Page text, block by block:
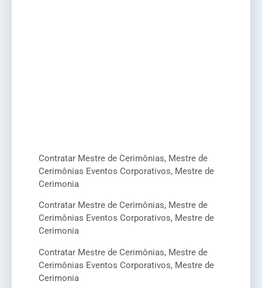
Contratar Mestre de Cerimônias, Mestre de
Cerimônias Eventos Corporativos, Mestre de
Cerimonia
Contratar Mestre de Cerimônias, Mestre de
Cerimônias Eventos Corporativos, Mestre de
Cerimonia
Contratar Mestre de Cerimônias, Mestre de
Cerimônias Eventos Corporativos, Mestre de
Cerimonia